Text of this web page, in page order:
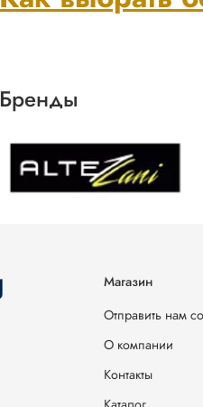
Бренды
Магазин
Отправить нам
О компании
Контакты